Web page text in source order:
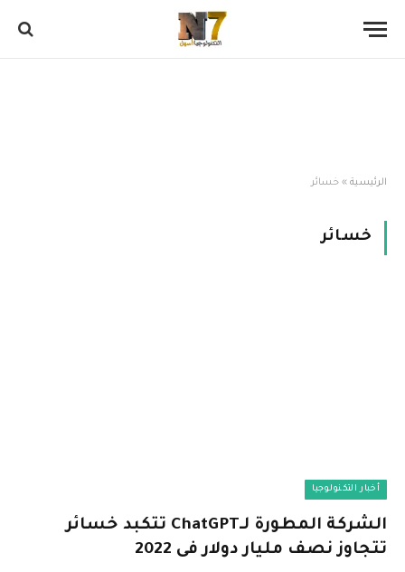
الرئيسية » خسائر
خسائر
أخبار التكنولوجيا
الشركة المطورة لـChatGPT تتكبد خسائر
تتجاوز نصف مليار دولار فى 2022